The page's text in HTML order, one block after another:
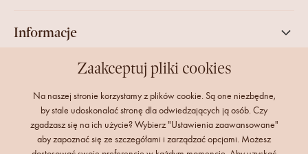
Informacje
Twoje kontoZaakceptuj pliki cookies
Na naszej stronie korzystamy z plików cookie. Są one niezbędne,
by stale udoskonalać stronę dla odwiedzających ją osób. Czy
zgadzasz się na ich użycie? Wybierz "Ustawienia zaawansowane"
aby zapoznać się ze szczegółami i zarządzać opcjami. Możesz